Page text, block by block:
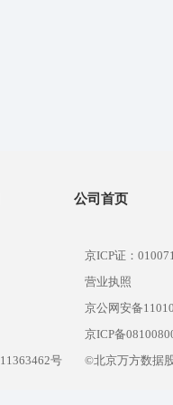
公司首页
号
京ICP证：
营业执照
京公网安备
京ICP备
©北京万方数据